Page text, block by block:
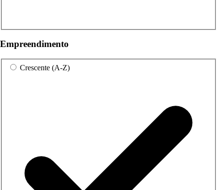
Empreendimento
Crescente (A-Z)